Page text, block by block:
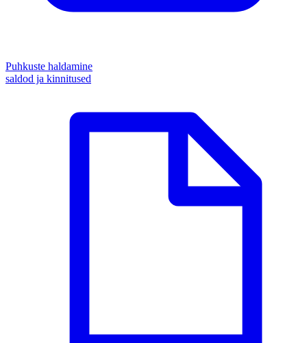
Puhkuste haldamine
saldod ja kinnitused